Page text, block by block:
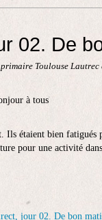
02. De
Toulouse Lautrec
à tous
Ils étaient bien
pour une activité